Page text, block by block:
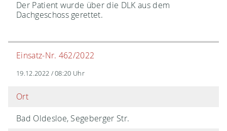
Der Patient wurde über die DLK aus dem
Dachgeschoss gerettet.
Einsatz-Nr. 462/2022
19.12.2022 / 08:20 Uhr
Ort
Bad Oldesloe, Segeberger Str.